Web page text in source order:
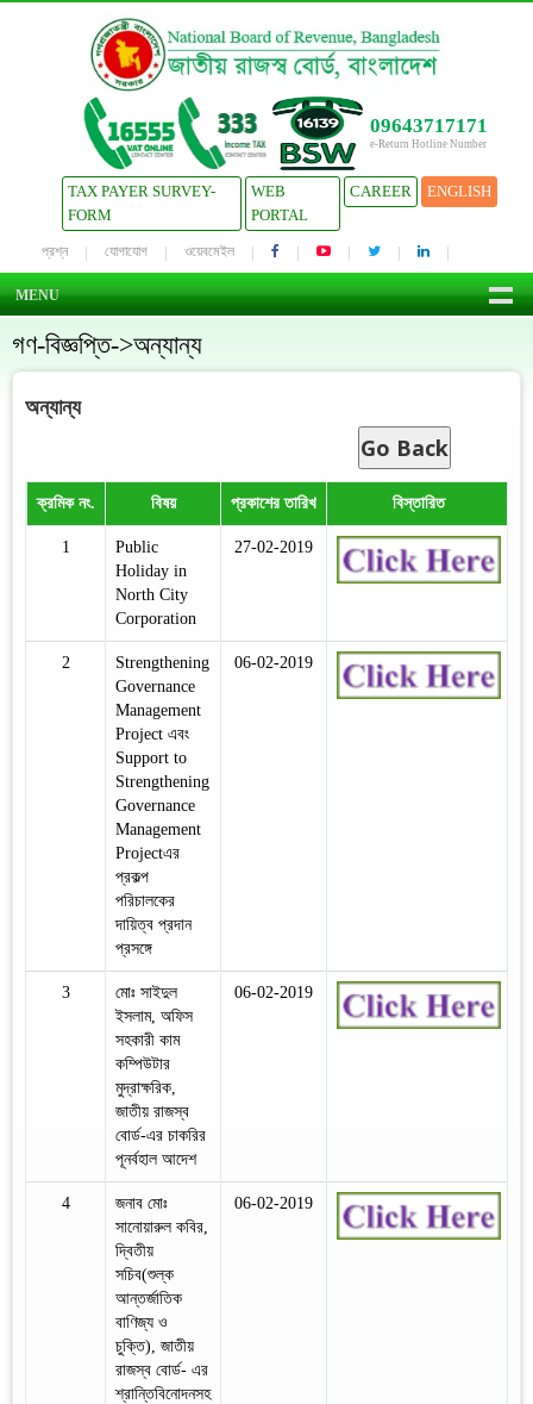
09643717171
e-Return Hotline Number
TAX PAYER SURVEY-
FORM
WEB
PORTAL
CAREER ENGLISH
প্রশ্ন যোগাযোগ ওয়েবমেইল
MENU
গণ-বিজ্ঞপ্তি->অন্যান্য
অন্যান্য
Go Back
ক্রমিক নং. বিষয় প্রকাশের তারিখ বিস্তারিত
1
Public
Holiday in
North City
Corporation
27-02-2019
2
Strengthening
Governance
Management
Project এবং
Support to
Strengthening
Governance
Management
Projectএর
প্রকল্প
পরিচালকের
দায়িত্ব প্রদান
প্রসঙ্গে
06-02-2019
3
মোঃ সাইদুল
ইসলাম, অফিস
সহকারী কাম
কম্পিউটার
মুদ্রাক্ষরিক,
জাতীয় রাজস্ব
বোর্ড-এর চাকরির
পূনর্বহাল আদেশ
06-02-2019
4
জনাব মোঃ
সানোয়ারুল কবির,
দ্বিতীয়
সচিব(শুল্ক
আন্তর্জাতিক
বাণিজ্য ও
চুক্তি), জাতীয়
রাজস্ব বোর্ড- এর
শ্রান্তিবিনোদনসহ
06-02-2019